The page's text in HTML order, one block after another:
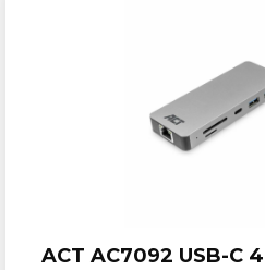
ACT AC7092 USB-C